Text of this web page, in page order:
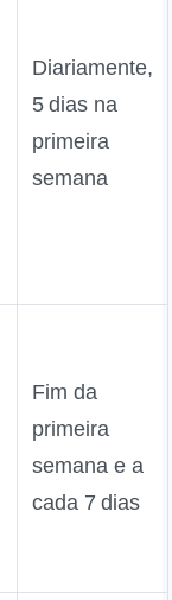
Diariamente,
5 dias na
primeira
semana
Fim da
primeira
semana e a
cada 7 dias